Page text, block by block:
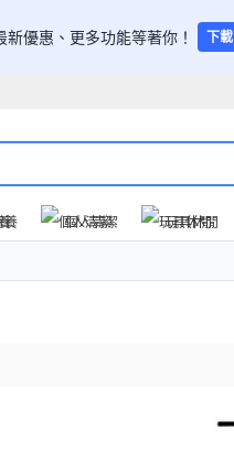
新優惠、更多功能等著你！ 下載
養 個人清潔 玩具休閒